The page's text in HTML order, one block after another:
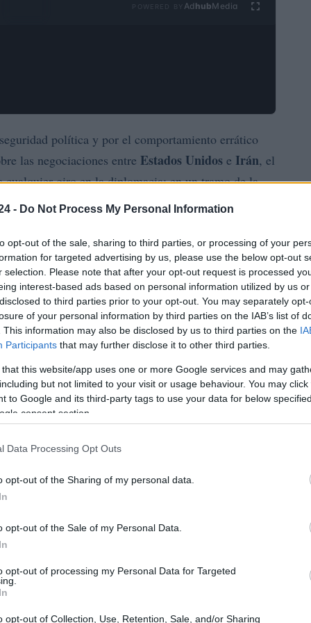
- Do Not Process My Personal Information
opt-out of the sale, sharing to third parties, or processing of your
for targeted advertising by us, please use the below opt-out
selection. Please note that after your opt-out request is processed
interest-based ads based on personal information utilized by us
to third parties prior to your opt-out. You may separately
of your personal information by third parties on the IAB’s list of
This information may also be disclosed by us to third parties on the
Participants that may further disclose it to other third parties.
that this website/app uses one or more Google services and may
but not limited to your visit or usage behaviour. You may
to Google and its third-party tags to use your data for below
consent section.
Data Processing Opt Outs
opt-out of the Sharing of my personal data.
opt-out of the Sale of my Personal Data.
opt-out of processing my Personal Data for Targeted
opt-out of Collection, Use, Retention, Sale, and/or Sharing
Ad hubMedia
política y por el comportamiento errático
las negociaciones entre Estados Unidos e Irán, el
cualquier giro en la diplomacia: en un tramo de la
en otros momentos intentó recuperar terreno en
alto el fuego. Estas variaciones se tradujeron en
y en cambios significativos en los beneficios y
los analistas subrayaron que el rebote visto a
de mensajes políticos. Cuando el presidente
con un acuerdo para poner fin al conflicto, la
y los inversores aumentaron su aversión al
en elBrent, cuyo precio rebotó entre
sucesión de declaraciones y movimientos militares.
del crudo
del Brentmostró comportamientos opuestos: en
107 dólares por barril ante el temor a
de Ormuz, y en otra fase el crudo corrigió con
de paz de 15 puntos o sobre pausas en acciones
las expectativas de inflación y complicaron las
subidas de tipos si la energía mantiene